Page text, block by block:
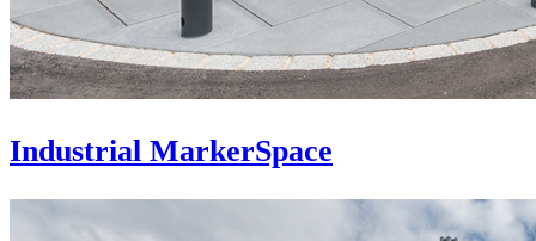
Industrial MarkerSpace